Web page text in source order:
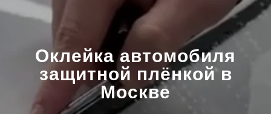
Оклейка автомобиля
защитной плёнкой в
Москве